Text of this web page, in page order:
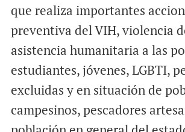
que realiza importantes
preventiva del VIH, violencia
asistencia humanitaria a las
estudiantes, jóvenes, LGBTI,
excluidas y en situación de
campesinos, pescadores